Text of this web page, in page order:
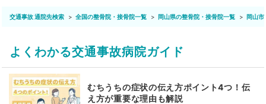
交通事故 通院先検索 全国の整骨院・接骨院一覧 岡山県の整骨院・接骨院一覧 岡山
よくわかる交通事故病院ガイド
むちうちの症状の伝え方ポイント4つ！伝
え方が重要な理由も解説